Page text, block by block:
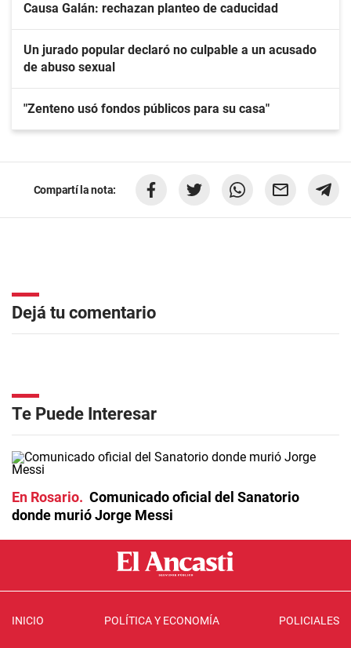
Causa Galán: rechazan planteo de caducidad
Un jurado popular declaró no culpable a un acusado
de abuso sexual
"Zenteno usó fondos públicos para su casa"
Compartí la nota:
Dejá tu comentario
Te Puede Interesar
En Rosario
Comunicado oficial del Sanatorio
donde murió Jorge Messi
INICIO POLÍTICA Y ECONOMÍA POLICIALES